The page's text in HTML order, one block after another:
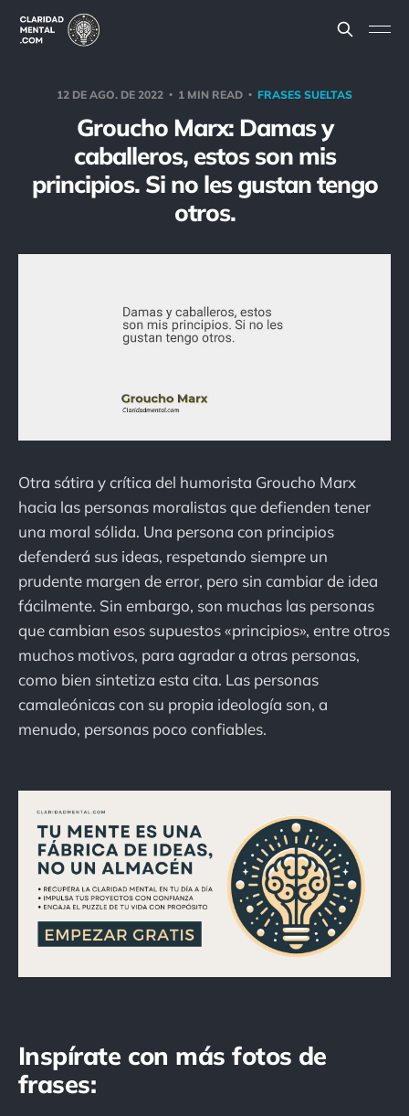
12 DE AGO. DE 2022 1 MIN READ FRASES SUELTAS
Groucho Marx: Damas y
caballeros, estos son mis
principios. Si no les gustan tengo
otros.
Otra sátira y crítica del humorista Groucho Marx
hacia las personas moralistas que defienden tener
una moral sólida. Una persona con principios
defenderá sus ideas, respetando siempre un
prudente margen de error, pero sin cambiar de idea
fácilmente. Sin embargo, son muchas las personas
que cambian esos supuestos «principios», entre otros
muchos motivos, para agradar a otras personas,
como bien sintetiza esta cita. Las personas
camaleónicas con su propia ideología son, a
menudo, personas poco confiables.
Inspírate con más fotos de
frases: